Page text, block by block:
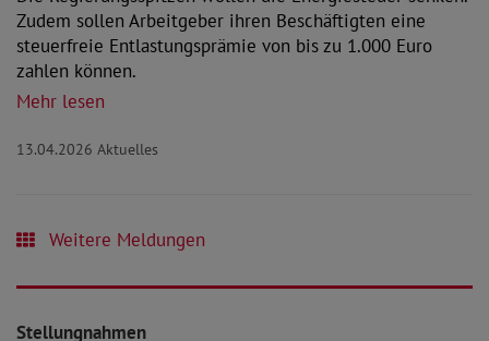
Zudem sollen Arbeitgeber ihren Beschäftigten eine
steuerfreie Entlastungsprämie von bis zu 1.000 Euro
zahlen können.
Mehr lesen
13.04.2026 Aktuelles
Weitere Meldungen
Stellungnahmen